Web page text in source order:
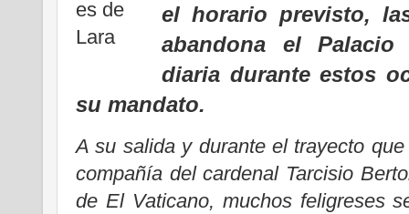
el horario previsto,
abandona el
diaria durante estos
su mandato.
A su salida y durante el trayecto
compañía del cardenal Tarcisio
de El Vaticano, muchos feligreses